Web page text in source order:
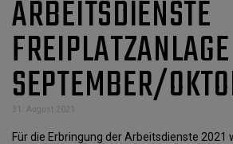
ARBEITSDIENSTE
FREIPLATZANLAGE
SEPTEMBER/
31. August 2021
Für die Erbringung der Arbeitsdienste 2021